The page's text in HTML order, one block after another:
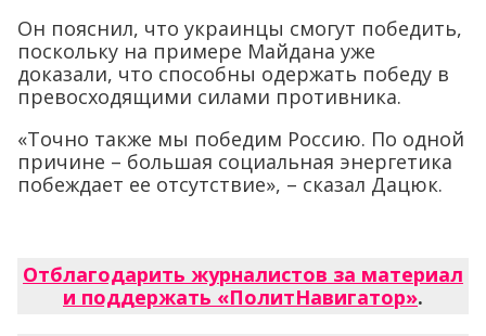
Он пояснил, что украинцы смогут победить,
поскольку на примере Майдана уже
доказали, что способны одержать победу в
превосходящими силами противника.
«Точно также мы победим Россию. По одной
причине – большая социальная энергетика
побеждает ее отсутствие», – сказал Дацюк.
Отблагодарить журналистов за материал
и поддержать «ПолитНавигатор».